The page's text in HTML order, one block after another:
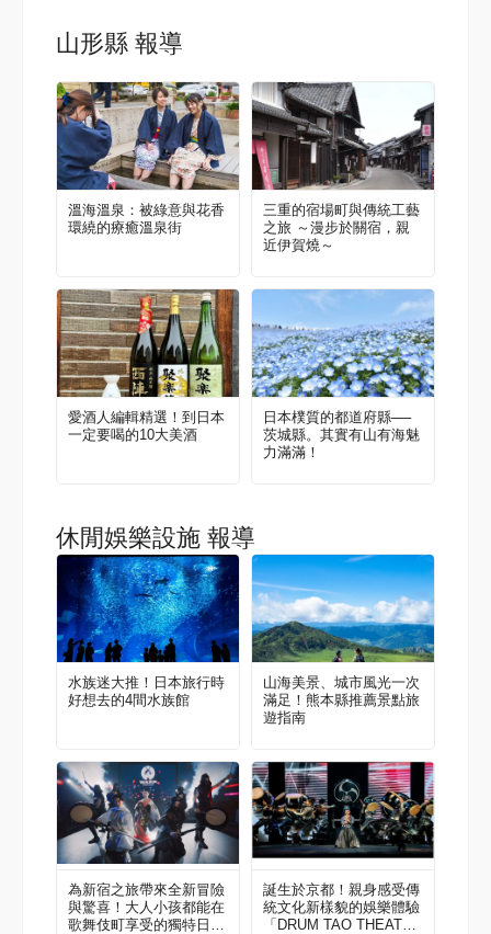
山形縣 報導
溫海溫泉：被綠意與花香
環繞的療癒溫泉街
三重的宿場町與傳統工藝
之旅 ～漫步於關宿，親
近伊賀燒～
愛酒人編輯精選！到日本
一定要喝的10大美酒
日本樸質的都道府縣──
茨城縣。其實有山有海魅
力滿滿！
休閒娛樂設施 報導
水族迷大推！日本旅行時
好想去的4間水族館
山海美景、城市風光一次
滿足！熊本縣推薦景點旅
遊指南
為新宿之旅帶來全新冒險
與驚喜！大人小孩都能在
歌舞伎町享受的獨特日本
誕生於京都！親身感受傳
統文化新樣貌的娛樂體驗
「DRUM TAO THEATER